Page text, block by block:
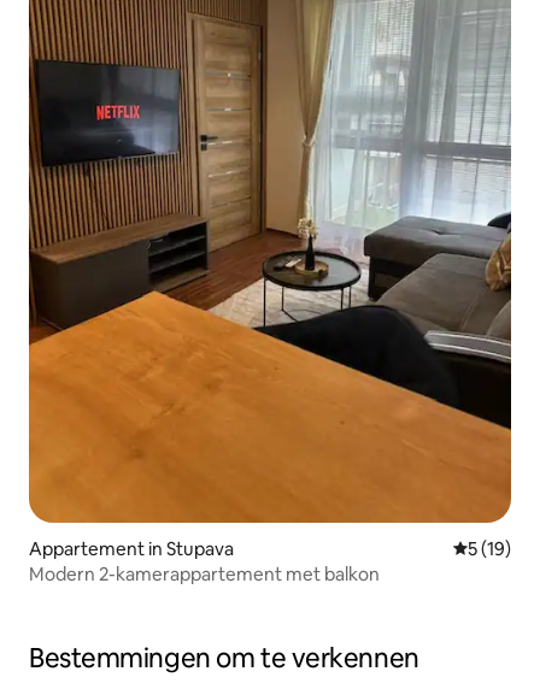
Appartement in Stupava
5 (19)
Modern 2-kamerappartement met balkon
Bestemmingen om te verkennen